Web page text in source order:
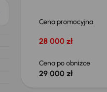
Cena promocyjna
28 000 zł
Cena po obniżce
29 000 zł